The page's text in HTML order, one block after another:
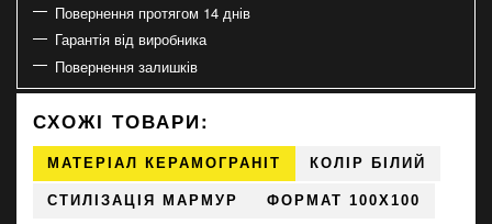
Повернення протягом 14 днів
Гарантія від виробника
Повернення залишків
СХОЖІ ТОВАРИ:
МАТЕРІАЛ КЕРАМОГРАНІТ КОЛІР БІЛИЙ
СТИЛІЗАЦІЯ МАРМУР ФОРМАТ 100X100